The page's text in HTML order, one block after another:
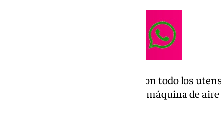
En el mismo espacio encontraron todo los
transformadores, 20 focos, una máquina de